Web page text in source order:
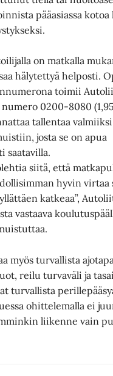
pääasiassa kotoa
on matkalla
hälytettyä helposti.
toimii
0200-8080
tallentaa valmiiksi
josta se on apua
saatavilla.
siitä, että
hyvin virtaa
katkeaa”,
vastaava
myös turvallista
reilu turvaväli ja
turvallista
ohittelemalla ei
liikenne vain